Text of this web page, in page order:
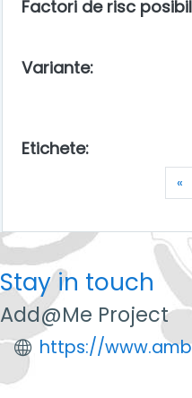
Factori de risc
Variante:
Etichete:
«
Stay in touch
Add@Me Project
https://